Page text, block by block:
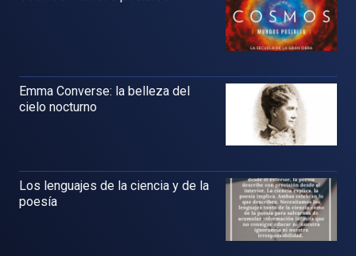
Emma Converse: la belleza del
cielo nocturno
Los lenguajes de la ciencia y de la
poesía